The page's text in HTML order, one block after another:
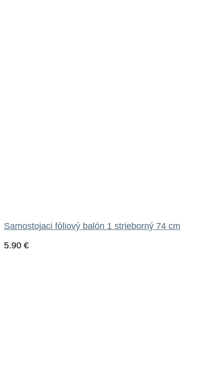
Samostojaci fóliový balón 1 strieborný 74 cm
5.90 €